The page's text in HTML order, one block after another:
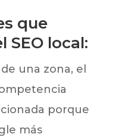
que
SEO local:
una zona, el
porque
más